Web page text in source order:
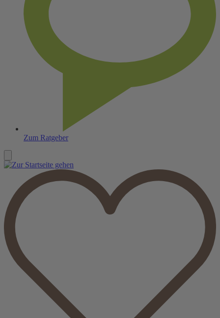
Zum Ratgeber